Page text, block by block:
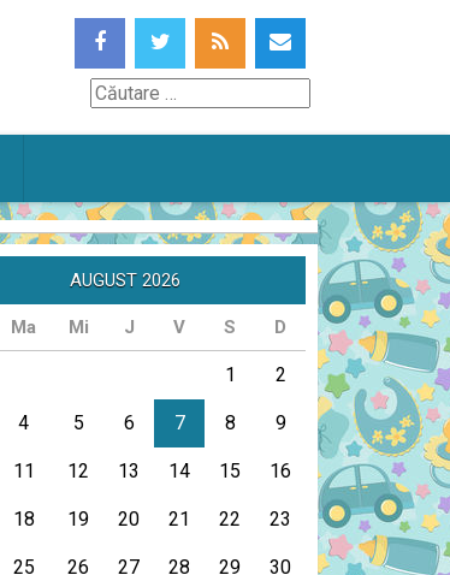
Căutare
AUGUST 2026
Ma Mi J V S D
1 2
4 5 6 7 8 9
11 12 13 14 15 16
18 19 20 21 22 23
25 26 27 28 29 30